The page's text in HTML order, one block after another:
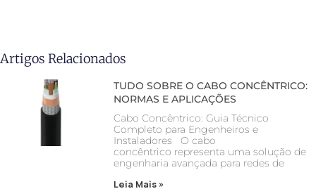
Artigos Relacionados
TUDO SOBRE O CABO CONCÊNTRICO:
NORMAS E APLICAÇÕES
Cabo Concêntrico: Guia Técnico
Completo para Engenheiros e
Instaladores O cabo
concêntrico representa uma solução de
engenharia avançada para redes de
Leia Mais »